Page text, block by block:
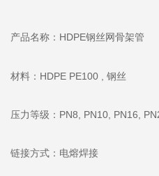
产品名称：HDPE钢丝网骨架管
材料：HDPE PE100 , 钢丝
压力等级：PN8, PN10, PN16,
链接方式：电熔焊接